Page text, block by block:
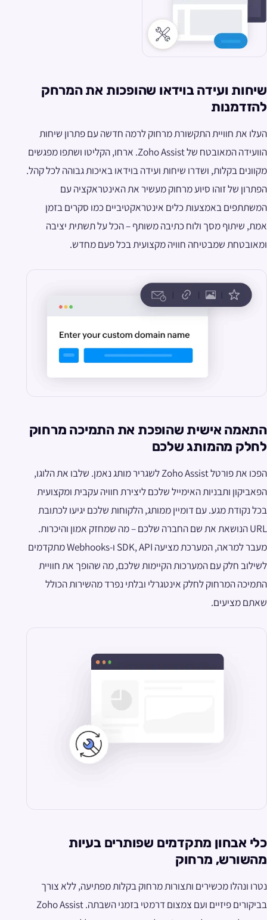
שיחות ועידה בוידאו שהופכות את המרחק
להזדמנות
העלו את חוויית התקשורת מרחוק לרמה חדשה עם פתרון שיחות
הוועידה המאובטח של Zoho Assist. ארחו, הקליטו ושתפו מפגשים
מקוונים בקלות, ושדרו שיחות ועידה בוידאו באיכות גבוהה לכל קהל.
הפתרון של זוהו סיוע מרחוק מעשיר את האינטראקציה עם
המשתתפים באמצעות כלים אינטראקטיביים כמו סקרים בזמן
אמת, שיתוף מסך ולוח כתיבה משותף – הכל על תשתית יציבה
ומאובטחת שמבטיחה חוויה מקצועית בכל פעם מחדש.
התאמה אישית שהופכת את התמיכה מרחוק
לחלק מהמותג שלכם
הפכו את פורטל Zoho Assist לשגריר מותג נאמן. שלבו את הלוגו,
הפאביקון ותבניות האימייל שלכם ליצירת חוויה עקבית ומקצועית
בכל נקודת מגע. עם דומיין ממותג, הלקוחות שלכם יגיעו לכתובת
URL הנושאת את שם החברה שלכם – מה שמחזק אמון והיכרות.
מעבר למראה, המערכת מציעה SDK, API ו-Webhooks מתקדמים
לשילוב חלק עם המערכות הקיימות שלכם, מה שהופך את חוויית
התמיכה המרחוק לחלק אינטגרלי ובלתי נפרד מהשירות הכולל
שאתם מציעים.
כלי אבחון מתקדמים שפותרים בעיות
מהשורש, מרחוק
נטרו ונהלו מכשירים ותצורות מרחוק בקלות מפתיעה, ללא צורך
בביקורים פיזיים ועם צמצום דרמטי בזמני השבתה. Zoho Assist